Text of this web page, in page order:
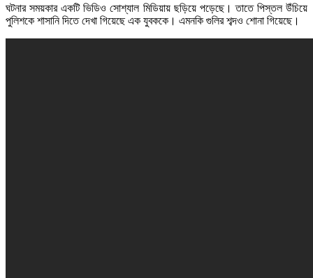
ঘটনার সময়কার একটি ভিডিও সোশ্যাল মিডিয়ায় ছড়িয়ে পড়েছে। তাতে পিস্তল উঁচিয়ে
পুলিশকে শাসানি দিতে দেখা গিয়েছে এক যুবককে। এমনকি গুলির শব্দও শোনা গিয়েছে।